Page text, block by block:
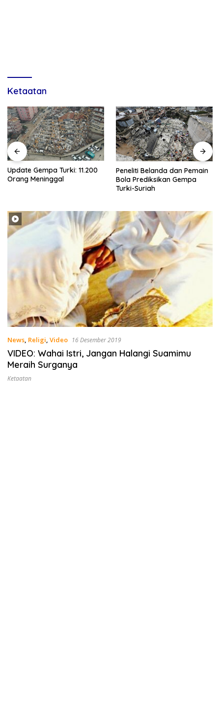
Ketaatan
Update Gempa Turki: 11.200
Orang Meninggal
Peneliti Belanda dan Pemain
Bola Prediksikan Gempa
Turki-Suriah
News, Religi, Video 16 Desember 2019
VIDEO: Wahai Istri, Jangan Halangi Suamimu
Meraih Surganya
Ketaatan